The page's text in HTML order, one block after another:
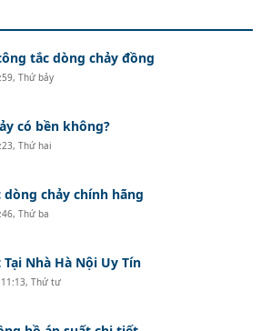
tắc dòng chảy đồng
Thứ bảy
có bền không?
Thứ hai
chảy chính hãng
Thứ ba
Nhà Hà Nội Uy Tín
11:13, Thứ tư